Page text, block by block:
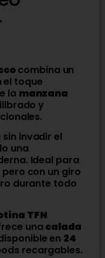
combina un
toque
la manzana
y
invadir el
una
Ideal para
con un giro
durante todo
TFN
una calada
en 24
recargables.